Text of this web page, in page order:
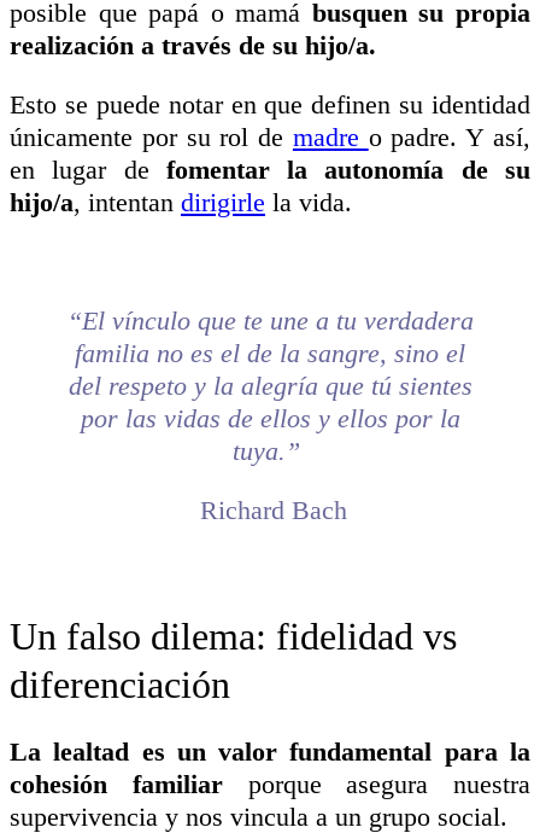
posible que papá o mamá busquen su propia
realización a través de su hijo/a.
Esto se puede notar en que definen su identidad
únicamente por su rol de madre o padre. Y así,
en lugar de fomentar la autonomía de su
hijo/a, intentan dirigirle la vida.
“El vínculo que te une a tu verdadera
familia no es el de la sangre, sino el
del respeto y la alegría que tú sientes
por las vidas de ellos y ellos por la
tuya.”
Richard Bach
Un falso dilema: fidelidad vs
diferenciación
La lealtad es un valor fundamental para la
cohesión familiarporque asegura nuestra
supervivencia y nos vincula a un grupo social.